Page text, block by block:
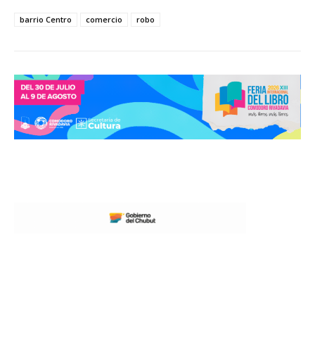
barrio Centro comercio robo